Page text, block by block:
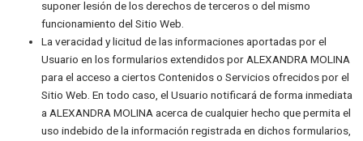
suponer lesión de los derechos de terceros o del mismo
funcionamiento del Sitio Web.
La veracidad y licitud de las informaciones aportadas por el
Usuario en los formularios extendidos por ALEXANDRA MOLINA
para el acceso a ciertos Contenidos o Servicios ofrecidos por el
Sitio Web. En todo caso, el Usuario notificará de forma inmediata
a ALEXANDRA MOLINA acerca de cualquier hecho que permita el
uso indebido de la información registrada en dichos formularios,